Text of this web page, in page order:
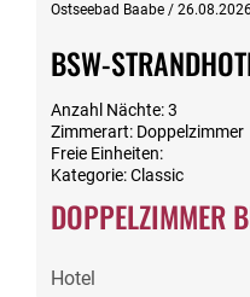
Ostseebad Baabe /
BSW-
Anzahl Nächte: 3
Zimmerart: Doppelzimmer
Freie Einheiten:
Kategorie: Classic
DOPPELZIMMER
Hotel